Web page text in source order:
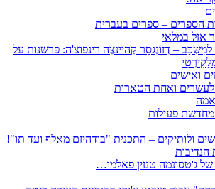
הספרים – ספרים בעברית
אזל במלאי
למִשְכָּב – דְזוֹנְגסַר קְהיינצֶה רינפוצ'ה: פרשנות על
ואישים
לעשרים ואחת הטארות
מחדשת פעילות
ולותיקים – התכנית "בודהיזם מאלף ועד תו"!
הנדיבות
ג'טסונמה טנזין פאלמו…